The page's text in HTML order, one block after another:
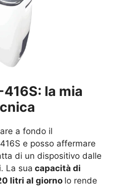
la mia
a fondo il
e posso affermare
di un dispositivo dalle
La sua capacità di
litri al giorno lo rende